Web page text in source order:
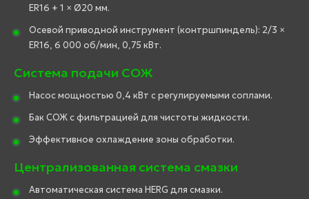
ER16 + 1 × Ø20 мм.
Осевой приводной инструмент (контршпиндель): 2/3 ×
ER16, 6 000 об/мин, 0,75 кВт.
Система подачи СОЖ
Насос мощностью 0,4 кВт с регулируемыми соплами.
Бак СОЖ с фильтрацией для чистоты жидкости.
Эффективное охлаждение зоны обработки.
Централизованная система смазки
Автоматическая система HERG для смазки.